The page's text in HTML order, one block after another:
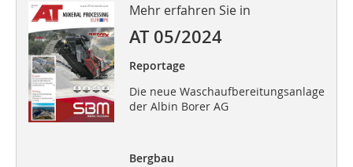
Mehr erfahren Sie in
AT 05/2024
Reportage
Die neue Waschaufbereitungsanlage
der Albin Borer AG
Bergbau